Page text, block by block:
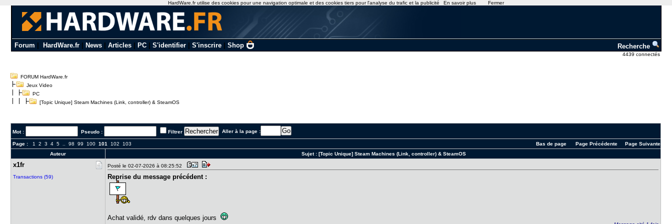
Forum HardWare.fr| News| Articles| PC| S'identifier| S'inscrire| Shop Recherche
4439 connectés
FORUM HardWare.fr
Jeux Video
PC
[Topic Unique] Steam Machines (Link, controller) & SteamOS
Mot : Pseudo : Filtrer Aller à la page :
Page : 1 2 3 4 5 ..98 99 100 101 102 103 Page Suivante
Page Précédente
Bas de page
Auteur
Sujet :[Topic Unique] Steam Machines (Link, controller) & SteamOS
x1fr
Transactions (59)
Posté le 02-07-2026 à 08:25:52
Reprise du message précédent :
Achat validé, rdv dans quelques jours
HardWare.fr utilise des cookies pour une navigation optimale et des cookies tiers pour l'analyse du trafic et la publicité En savoir plus Fermer